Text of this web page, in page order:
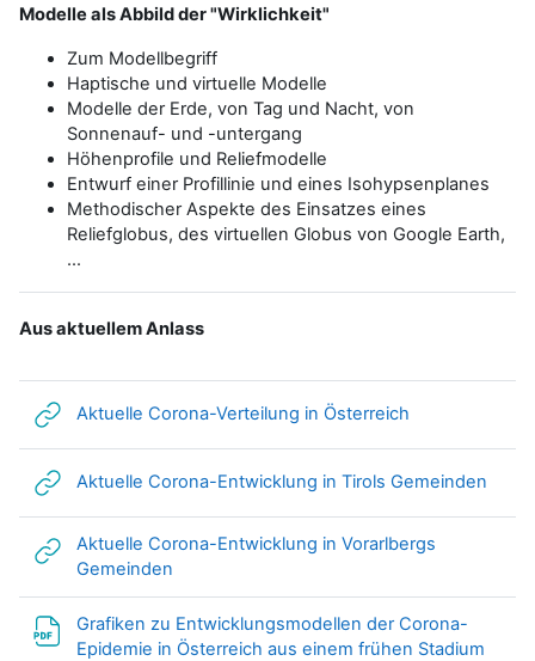
Modelle als Abbild der "Wirklichkeit"
Zum Modellbegriff
Haptische und virtuelle Modelle
Modelle der Erde, von Tag und Nacht, von
Sonnenauf- und -untergang
Höhenprofile und Reliefmodelle
Entwurf einer Profillinie und eines Isohypsenplanes
Methodischer Aspekte des Einsatzes eines
Reliefglobus, des virtuellen Globus von Google Earth,
...
Aus aktuellem Anlass
Aktuelle Corona-Verteilung in Österreich
Aktuelle Corona-Entwicklung in Tirols Gemeinden
Aktuelle Corona-Entwicklung in Vorarlbergs
Gemeinden
Grafiken zu Entwicklungsmodellen der Corona-
Epidemie in Österreich aus einem frühen Stadium